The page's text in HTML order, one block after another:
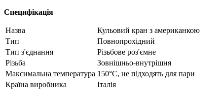
Специфікація
Назва
Кульовий кран з американкою
Тип
Повнопрохідний
Тип з'єднання
Різьбове роз'ємне
Різьба
Зовнішньо-внутрішня
Максимальна температура 150°C, не підходять для пари
Країна виробника
Італія